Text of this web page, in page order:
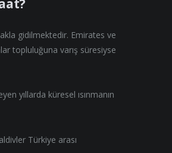
gidilmektedir. Emirates ve
topluluğuna varış süresiyse
yıllarda küresel ısınmanın
Türkiye arası